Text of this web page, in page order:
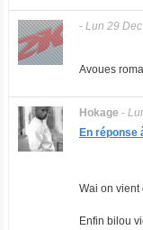
- Lun 29
Avoues
Hokage -
En réponse
Wai on vient
Enfin bilou